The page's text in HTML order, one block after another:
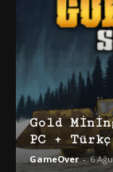
Gold
PC +
GameOver - 6